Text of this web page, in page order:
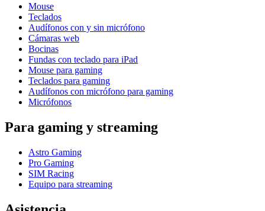
Mouse
Teclados
Audífonos con y sin micrófono
Cámaras web
Bocinas
Fundas con teclado para iPad
Mouse para gaming
Teclados para gaming
Audífonos con micrófono para gaming
Micrófonos
Para gaming y streaming
Astro Gaming
Pro Gaming
SIM Racing
Equipo para streaming